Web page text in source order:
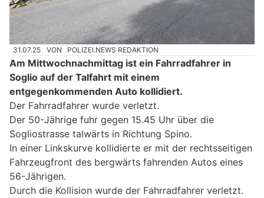
31.07.25 VON POLIZEI.NEWS REDAKTION
Am Mittwochnachmittag ist ein Fahrradfahrer in
Soglio auf der Talfahrt mit einem
entgegenkommenden Auto kollidiert.
Der Fahrradfahrer wurde verletzt.
Der 50-Jährige fuhr gegen 15.45 Uhr über die
Sogliostrasse talwärts in Richtung Spino.
In einer Linkskurve kollidierte er mit der rechtsseitigen
Fahrzeugfront des bergwärts fahrenden Autos eines
56-Jährigen.
Durch die Kollision wurde der Fahrradfahrer verletzt.